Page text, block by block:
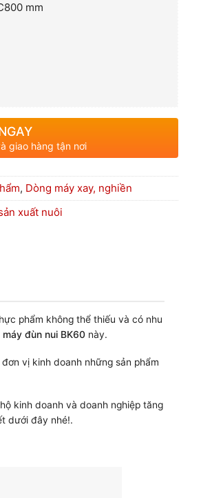
mm
giao hàng tận nơi
, Dòng máy xay, nghiền
xuất nuôi
phẩm không thể thiếu và có nhu
máy đùn nui BK60 này.
vị kinh doanh những sản phẩm
kinh doanh và doanh nghiệp tăng
dưới đây nhé!.